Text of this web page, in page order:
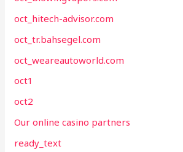
oct_hitech-advisor.com
oct_tr.bahsegel.com
oct_weareautoworld.com
oct1
oct2
Our online casino partners
ready_text